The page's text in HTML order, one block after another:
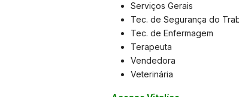
Serviços Gerais
Tec. de Segurança do
Tec. de Enfermagem
Terapeuta
Vendedora
Veterinária